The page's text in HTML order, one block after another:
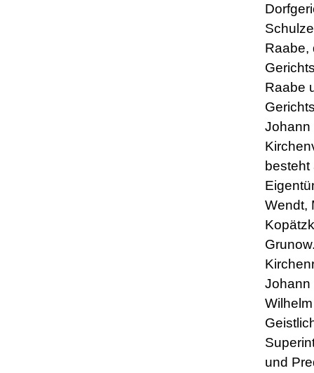
Raabe,
Raabe
Johann
besteht
Wendt,
Johann
und